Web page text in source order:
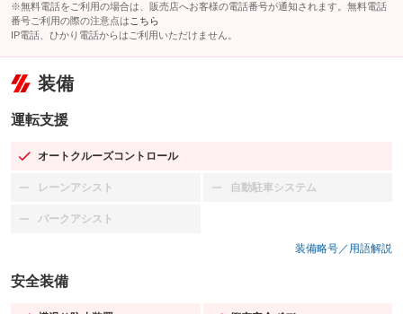
※無料電話をご利用の場合は、販売店へお客様の電話番号が通知されます。無料電話
番号ご利用の際の注意点は こちら
IP電話、ひかり電話からはご利用いただけません。
装備
運転支援
オートクルーズコントロール
：装備あり
レーンアシスト
：装備なし 自動駐車システム
：装備なし
パークアシスト
：装備なし
装備略号／用語解説
安全装備